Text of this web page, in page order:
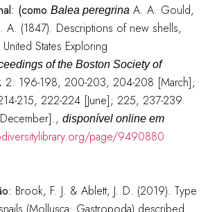
(como Balea peregrinaA. A. Gould,
A. (1847). Descriptions of new shells,
States Exploring
of the Boston Society of
2: 196-198, 200-203, 204-208 [March];
215, 222-224 [June]; 225, 237-239
, disponível online em
page/9490880
Brook, F. J. & Ablett, J. D. (2019). Type